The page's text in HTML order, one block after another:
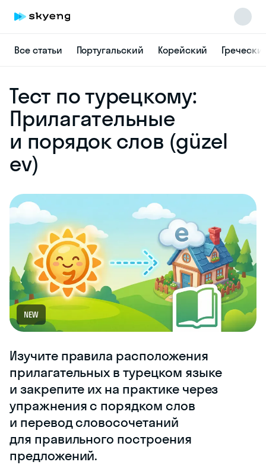
Все статьи Португальский Корейский
Тест по турецкому:
Прилагательные
и порядок слов (güzel
ev)
NEW
Изучите правила расположения
прилагательных в турецком языке
и закрепите их на практике через
упражнения с порядком слов
и перевод словосочетаний
для правильного построения
предложений.
online